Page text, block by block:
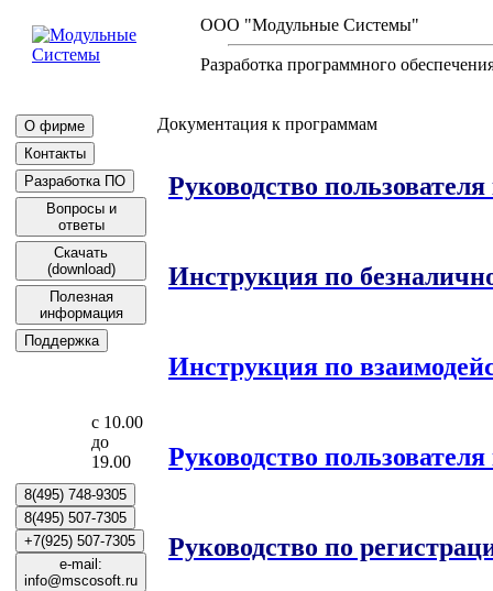
ООО "Модульные Системы"
Разработка программного
О фирме
Контакты
Разработка ПО
Вопросы и
ответы
Скачать
(download)
Полезная
информация
Поддержка
с 10.00
до
19.00
8(495) 748-9305
8(495) 507-7305
+7(925) 507-7305
e-mail:
info@mscosoft.ru
Документация к программам
Руководство
Инструкция по
Инструкция по
Руководство
Руководство по